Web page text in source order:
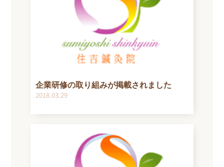
企業研修の取り組みが掲載されました
2018.03.29